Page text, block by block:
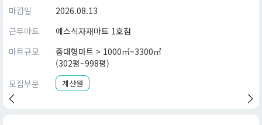
마감일
2026.08.13
근무마트
예스식자재마트 1호점
마트규모
중대형마트 > 1000㎡~3300㎡
(302평~998평)
모집부문
계산원